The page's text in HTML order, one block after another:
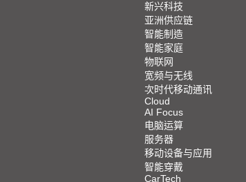
新兴科技
亚洲供应链
智能制造
智能家庭
物联网
宽频与无线
次时代移动通讯
Cloud
AI Focus
电脑运算
服务器
移动设备与应用
智能穿戴
CarTech